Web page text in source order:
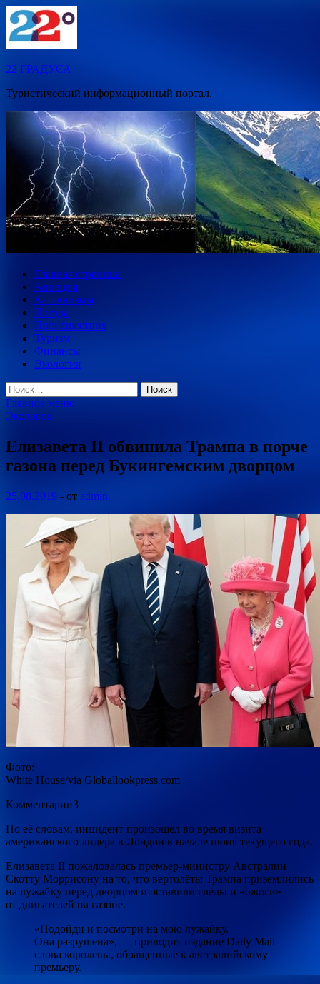
Перейти
к
содержимому
22 ГРАДУСА
Туристический информационный портал.
Главная страница
Авиация
Катаклизмы
Поезда
Происшествия
Туризм
Финансы
Экология
Найти:
Главное меню
Экология
Елизавета II обвинила Трампа в порче
газона перед Букингемским дворцом
25.08.2019 - от admin
Фото:
White House/via Globallookpress.com
Комментарии3
По её словам, инцидент произошел во время визита
американского лидера в Лондон в начале июня текущего года.
Елизавета II пожаловалась премьер-министру Австралии
Скотту Моррисону на то, что вертолёты Трампа приземлились
на лужайку перед дворцом и оставили следы и «ожоги»
от двигателей на газоне.
«Подойди и посмотри на мою лужайку.
Она разрушена», — приводит издание Daily Mail
слова королевы, обращенные к австралийскому
премьеру.